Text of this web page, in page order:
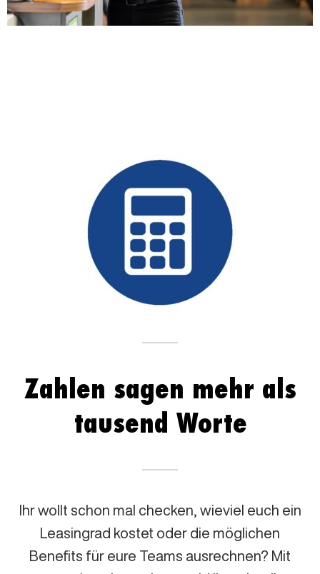
Zahlen sagen mehr als
tausend Worte
Ihr wollt schon mal checken, wieviel euch ein
Leasingrad kostet oder die möglichen
Benefits für eure Teams ausrechnen? Mit